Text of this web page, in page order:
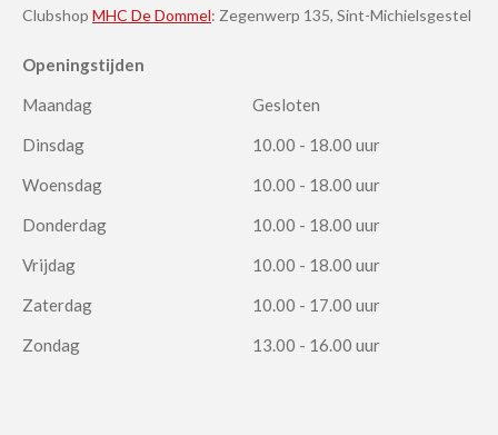
Clubshop MHC De Dommel: Zegenwerp 135, Sint-Michielsgestel
Openingstijden
Maandag
Gesloten
Dinsdag
10.00 - 18.00 uur
Woensdag
10.00 - 18.00 uur
Donderdag
10.00 - 18.00 uur
Vrijdag
10.00 - 18.00 uur
Zaterdag
10.00 - 17.00 uur
Zondag
13.00 - 16.00 uur